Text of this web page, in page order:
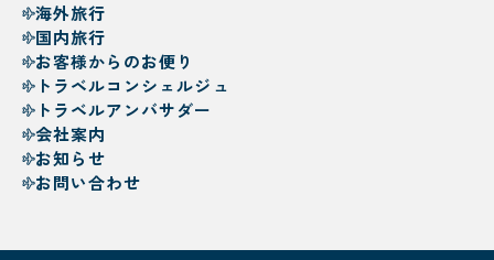
海外旅行
国内旅行
お客様からのお便り
トラベルコンシェルジュ
トラベルアンバサダー
会社案内
お知らせ
お問い合わせ